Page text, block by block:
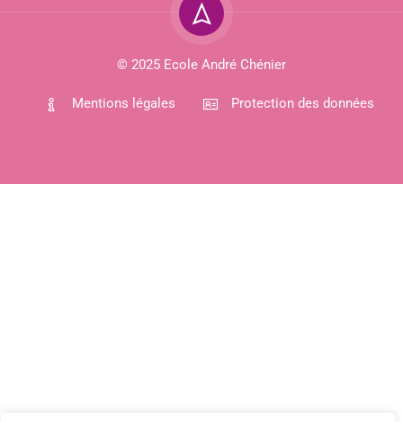
© 2025 Ecole André Chénier
Mentions légales Protection des données